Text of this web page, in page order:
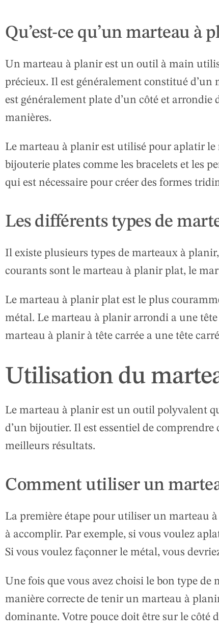
Qu’est-ce qu’un marteau à
Un marteau à planir est un outil à main
précieux. Il est généralement constitué d’un
est généralement plate d’un côté et
manières.
Le marteau à planir est utilisé pour aplatir le
bijouterie plates comme les bracelets et les
qui est nécessaire pour créer des formes
Les différents types de
Il existe plusieurs types de marteaux à
courants sont le marteau à planir plat, le
Le marteau à planir plat est le plus
métal. Le marteau à planir arrondi a une
marteau à planir à tête carrée a une tête
Utilisation du
Le marteau à planir est un outil polyvalent
d’un bijoutier. Il est essentiel de
meilleurs résultats.
Comment utiliser un
La première étape pour utiliser un marteau
à accomplir. Par exemple, si vous voulez
Si vous voulez façonner le métal, vous
Une fois que vous avez choisi le bon type
manière correcte de tenir un marteau à
dominante. Votre pouce doit être sur le côté